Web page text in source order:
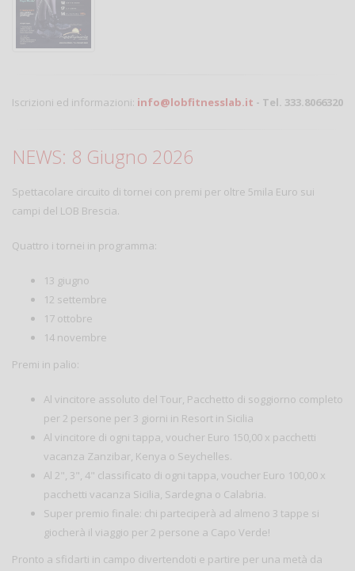
Iscrizioni ed informazioni: info@lobfitnesslab.it - Tel. 333.8066320
NEWS: 8 Giugno 2026
Spettacolare circuito di tornei con premi per oltre 5mila Euro sui
campi del LOB Brescia.
Quattro i tornei in programma:
13 giugno
12 settembre
17 ottobre
14 novembre
Premi in palio:
Al vincitore assoluto del Tour, Pacchetto di soggiorno completo
per 2 persone per 3 giorni in Resort in Sicilia
Al vincitore di ogni tappa, voucher Euro 150,00 x pacchetti
vacanza Zanzibar, Kenya o Seychelles.
Al 2", 3", 4" classificato di ogni tappa, voucher Euro 100,00 x
pacchetti vacanza Sicilia, Sardegna o Calabria.
Super premio finale: chi parteciperà ad almeno 3 tappe si
giocherà il viaggio per 2 persone a Capo Verde!
Pronto a sfidarti in campo divertendoti e partire per una metà da